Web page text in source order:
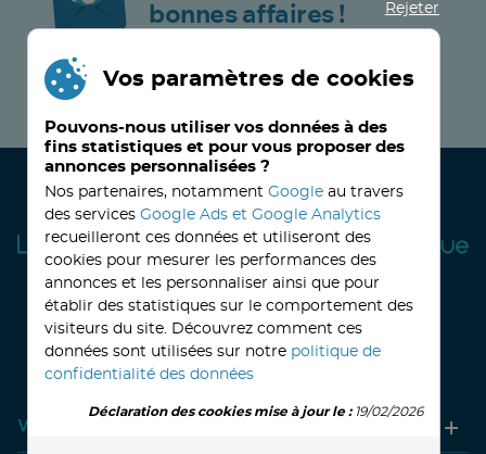
bonnes affaires !
JE M’INSCRIS MAINTENANT !
32, avenue Haussmann33390 BLAYE
Lundi14h-18hMardi à vendredi8h30-12h00 - 14h-18h
Le Samedi9h30 - 12h30
Votre compte
Rejeter
Vos paramètres de cookies
Pouvons-nous utiliser vos données à des
fins statistiques et pour vous proposer des
annonces personnalisées ?
Nos partenaires, notamment Google au travers
des services Google Ads et Google Analytics
recueilleront ces données et utiliseront des
cookies pour mesurer les performances des
annonces et les personnaliser ainsi que pour
établir des statistiques sur le comportement des
visiteurs du site. Découvrez comment ces
données sont utilisées sur notre politique de
confidentialité des données
Déclaration des cookies mise à jour le :19/02/2026